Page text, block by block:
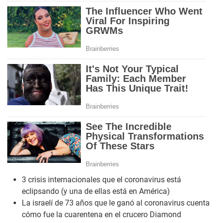
3 crisis internacionales que el coronavirus está
eclipsando (y una de ellas está en América)
La israelí de 73 años que le ganó al coronavirus cuenta
cómo fue la cuarentena en el crucero Diamond